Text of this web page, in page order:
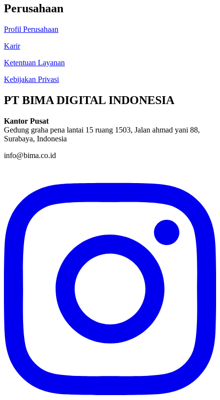
Perusahaan
Profil Perusahaan
Karir
Ketentuan Layanan
Kebijakan Privasi
PT BIMA DIGITAL INDONESIA
Kantor Pusat
Gedung graha pena lantai 15 ruang 1503, Jalan ahmad yani 88,
Surabaya, Indonesia
info@bima.co.id